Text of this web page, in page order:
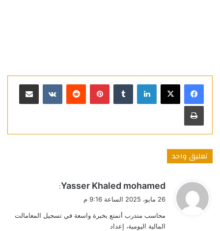
لينكدإن بينتيريست مشاركة عبر البريد
طباعة
تعليق واحد
ي
ق
ل
Yasser Khaled mohamed
:
26 مايو، 2025 الساعة 9:16 م
محاسب متدرب أتمتع بخبرة واسعة في تسجيل المعامالت
المالية اليومية، إعداد